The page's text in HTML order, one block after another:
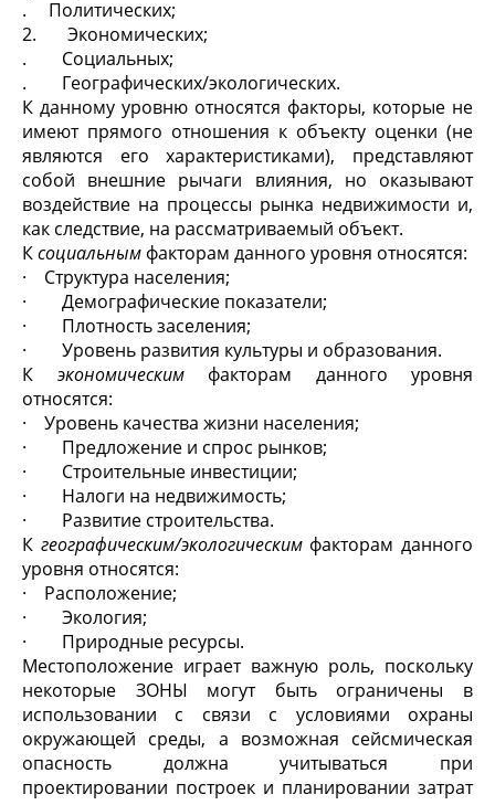
. Политических;
2. Экономических;
. Социальных;
. Географических/экологических.
К данному уровню относятся факторы, которые не
имеют прямого отношения к объекту оценки (не
являются его характеристиками), представляют
собой внешние рычаги влияния, но оказывают
воздействие на процессы рынка недвижимости и,
как следствие, на рассматриваемый объект.
Ксоциальным факторам данного уровня относятся:
· Структура населения;
· Демографические показатели;
· Плотность заселения;
· Уровень развития культуры и образования.
К экономическимфакторам данного уровня
относятся:
· Уровень качества жизни населения;
· Предложение и спрос рынков;
· Строительные инвестиции;
· Налоги на недвижимость;
· Развитие строительства.
К географическим/экологическимфакторам данного
уровня относятся:
· Расположение;
· Экология;
· Природные ресурсы.
Местоположение играет важную роль, поскольку
некоторые ЗОНЫ могут быть ограничены в
использовании с связи с условиями охраны
окружающей среды, а возможная сейсмическая
опасность должна учитываться при
проектировании построек и планировании затрат